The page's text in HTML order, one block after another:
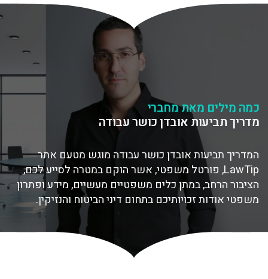
כמה מילים מאת מחברי
מדריך תביעות אובדן כושר עבודה
המדריך תביעות אובדן כושר עבודה מוגש מטעם אתר
LawTip, פורטל משפטי,
אשר הוקם במטרה לסייע לכם,
הציבור הרחב, במתן כלים משפטיים מעשיים, מידע ופתרון
משפטי אודות זכויותיכם בתחום דיני הביטוח והנזיקין.